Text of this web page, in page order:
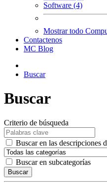
Software (4)
Mostrar todo
Contactenos
MC Blog
Buscar
Buscar
Criterio de búsqueda
Buscar en las descripciones
Buscar en subcategorías
Buscar